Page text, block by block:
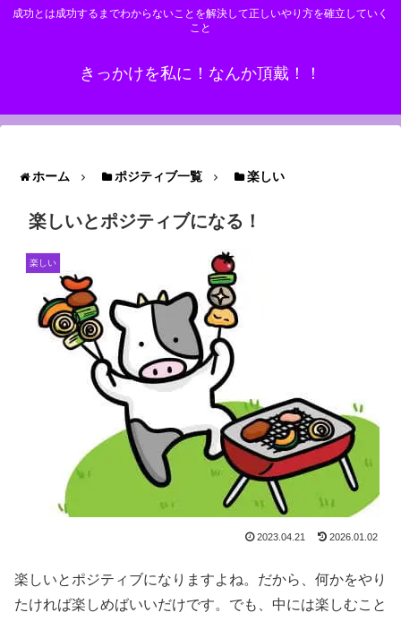
成功とは成功するまでわからないことを解決して正しいやり方を確立していく
こと
きっかけを私に！なんか頂戴！！
ホーム ポジティブ一覧 楽しい
楽しいとポジティブになる！
楽しい
2023.04.21 2026.01.02
楽しいとポジティブになりますよね。だから、何かをやり
たければ楽しめばいいだけです。でも、中には楽しむこと